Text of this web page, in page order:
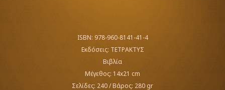
ISBN: 978-960-8141-41-4
Εκδόσεις: ΤΕΤΡΑΚΤΥΣ
Βιβλία
Μέγεθος: 14x21 cm
Σελίδες: 240/Βάρος: 280 gr